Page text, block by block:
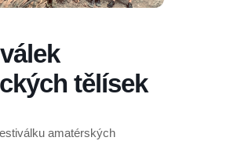
tělísek
amatérských